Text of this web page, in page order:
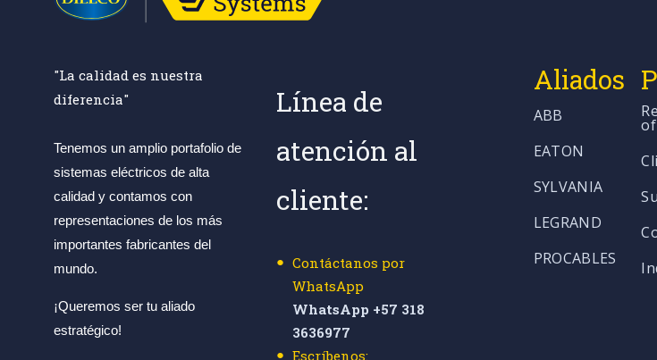
"La calidad es nuestra
diferencia"
Tenemos un amplio portafolio de
sistemas eléctricos de alta
calidad y contamos con
representaciones de los más
importantes fabricantes del
mundo.
¡Queremos ser tu aliado
estratégico!
Línea de
atención al
cliente:
Contáctanos por
WhatsApp
WhatsApp +57 318
3636977
Escríbenos:
Aliados
ABB
EATON
SYLVANIA
LEGRAND
PROCABLES